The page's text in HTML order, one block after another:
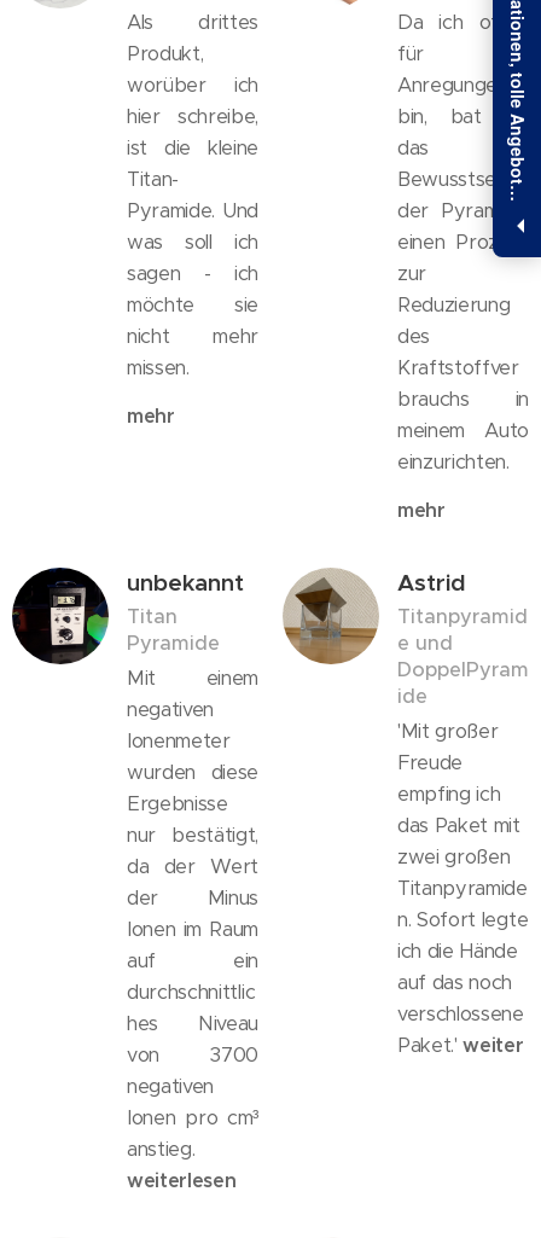
E
x
k
l
u
s
i
v
e
I
n
f
o
r
m
a
t
i
o
n
e
n
,
t
o
l
l
e
A
n
g
e
b
o
t
e
u
n
d
1
0
%
R
a
b
a
t
t
s
i
c
h
e
r
n
!
Als drittes
Produkt,
worüber ich
hier schreibe,
ist die kleine
Titan-
Pyramide. Und
was soll ich
sagen - ich
möchte sie
nicht mehr
missen.
mehr
Da ich offen
für alle
Anregungen
bin, bat ich
das
Bewusstsein
der Pyramide,
einen Prozess
zur
Reduzierung
des
Kraftstoffver
brauchs in
meinem Auto
einzurichten.
mehr
unbekannt
Titan
Pyramide
Mit einem
negativen
Ionenmeter
wurden diese
Ergebnisse
nur bestätigt,
da der Wert
der Minus
Ionen im Raum
auf ein
durchschnittlic
hes Niveau
von 3700
negativen
Ionen pro cm³
anstieg.
weiterlesen
Astrid
Titanpyramid
e und
DoppelPyram
ide
'Mit großer
Freude
empfing ich
das Paket mit
zwei großen
Titanpyramide
n. Sofort legte
ich die Hände
auf das noch
verschlossene
Paket.'weiter